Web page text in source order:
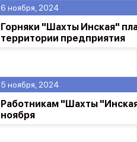
5 ноября, 2024
Работникам "Шахты
ноября
6 ноября, 2024
Горняки "Шахты Инская"
территории предприятия